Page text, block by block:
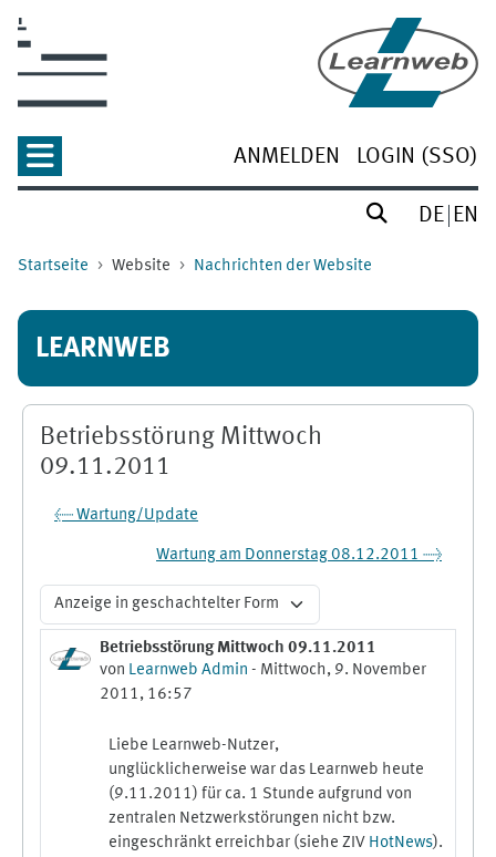
ANMELDEN LOGIN (SSO)
DE EN
Startseite Website Nachrichten der Website
LEARNWEB
Betriebsstörung Mittwoch
09.11.2011
← Wartung/Update
Wartung am Donnerstag 08.12.2011 →
Anzeigemodus
Betriebsstörung Mittwoch 09.11.2011
von Learnweb Admin - Mittwoch, 9. November
2011, 16:57
Anzahl Antworten: 0
Liebe Learnweb-Nutzer,
unglücklicherweise war das Learnweb heute
(9.11.2011) für ca. 1 Stunde aufgrund von
zentralen Netzwerkstörungen nicht bzw.
eingeschränkt erreichbar (siehe ZIV HotNews).